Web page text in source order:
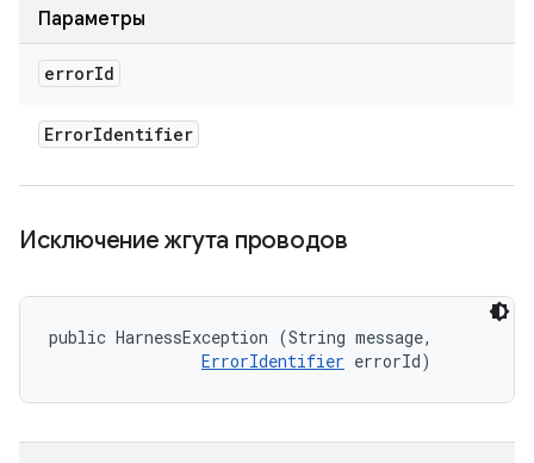
Параметры
errorId
ErrorIdentifier
Исключение жгута проводов
public HarnessException (String message,
ErrorIdentifier errorId)